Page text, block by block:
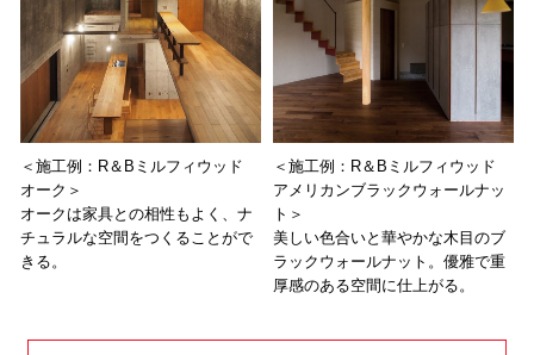
＜施工例：R＆Bミルフィウッド
オーク＞
オークは家具との相性もよく、ナ
チュラルな空間をつくることがで
きる。
＜施工例：R＆Bミルフィウッド
アメリカンブラックウォールナッ
ト＞
美しい色合いと華やかな木目のブ
ラックウォールナット。優雅で重
厚感のある空間に仕上がる。